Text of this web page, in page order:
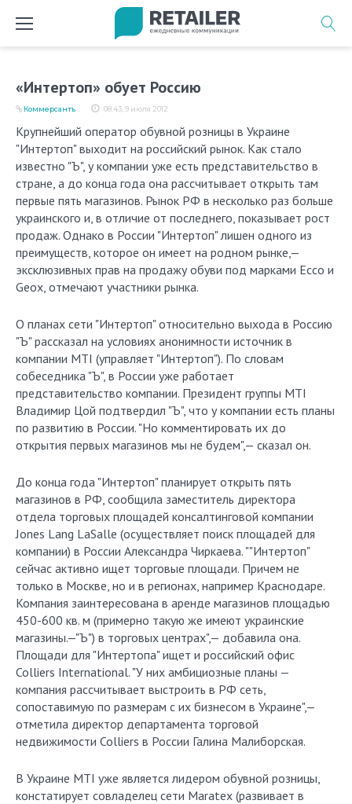
«Интертоп» обует Россию
08:43, 9 июля 2012
Коммерсантъ
Крупнейший оператор обувной розницы в Украине
"Интертоп" выходит на российский рынок. Как стало
известно "Ъ", у компании уже есть представительство в
стране, а до конца года она рассчитывает открыть там
первые пять магазинов. Рынок РФ в несколько раз больше
украинского и, в отличие от последнего, показывает рост
продаж. Однако в России "Интертоп" лишен одного из
преимуществ, которое он имеет на родном рынке,—
эксклюзивных прав на продажу обуви под марками Ecco и
Geox, отмечают участники рынка.
О планах сети "Интертоп" относительно выхода в Россию
"Ъ" рассказал на условиях анонимности источник в
компании MTI (управляет "Интертоп"). По словам
собеседника "Ъ", в России уже работает
представительство компании. Президент группы MTI
Владимир Цой подтвердил "Ъ", что у компании есть планы
по развитию в России. "Но комментировать их до
открытия первых магазинов мы не будем",— сказал он.
До конца года "Интертоп" планирует открыть пять
магазинов в РФ, сообщила заместитель директора
отдела торговых площадей консалтинговой компании
Jones Lang LaSalle (осуществляет поиск площадей для
компании) в России Александра Чиркаева. ""Интертоп"
сейчас активно ищет торговые площади. Причем не
только в Москве, но и в регионах, например Краснодаре.
Компания заинтересована в аренде магазинов площадью
450-600 кв. м (примерно такую же имеют украинские
магазины.—"Ъ") в торговых центрах",— добавила она.
Площади для "Интертопа" ищет и российский офис
Colliers International. "У них амбициозные планы —
компания рассчитывает выстроить в РФ сеть,
сопоставимую по размерам с их бизнесом в Украине",—
отметила директор департамента торговой
недвижимости Colliers в России Галина Малиборская.
В Украине MTI уже является лидером обувной розницы,
констатирует совладелец сети Maratex (развивает в